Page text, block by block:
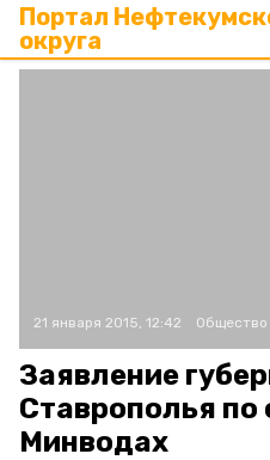
Портал
округа
21 января 2015, 12:42 Общество
Заявление
Ставрополья по
Минводах